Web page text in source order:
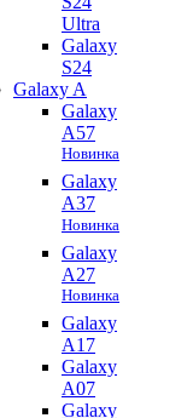
Ultra
Galaxy
S24
Galaxy A
Galaxy
A57
Новинка
Galaxy
A37
Новинка
Galaxy
A27
Новинка
Galaxy
A17
Galaxy
A07
Galaxy